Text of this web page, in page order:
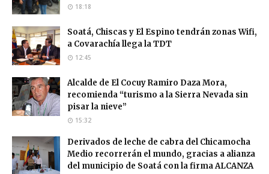
18:18
Soatá, Chiscas y El Espino tendrán zonas Wifi,
a Covarachía llega la TDT
12:45
Alcalde de El Cocuy Ramiro Daza Mora,
recomienda “turismo a la Sierra Nevada sin
pisar la nieve”
15:32
Derivados de leche de cabra del Chicamocha
Medio recorrerán el mundo, gracias a alianza
del municipio de Soatá con la firma ALCANZA